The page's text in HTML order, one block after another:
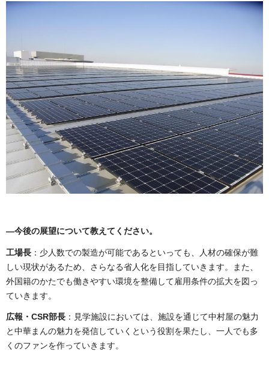
―今後の展望について教えてください。
工場長 ：少人数での製造が可能であるといっても、人材の確保が難
しい現状があるため、さらなる省人化を目指していきます。また、
外国籍のかたでも働きやすい環境を整備して雇用条件の拡大を図っ
ていきます。
広報・CSR部長 ：見学施設においては、施設を通じて中村屋の魅力
と中華まんの魅力を発信していくという役割を果たし、一人でも多
くのファンを作っていきます。